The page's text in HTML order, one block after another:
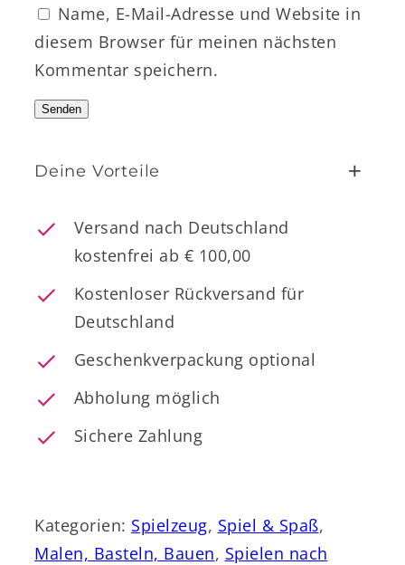
Name, E-Mail-Adresse und Website in
diesem Browser für meinen nächsten
Kommentar speichern.
Deine Vorteile +
Versand nach Deutschland
kostenfrei ab € 100,00
Kostenloser Rückversand für
Deutschland
Geschenkverpackung optional
Abholung möglich
Sichere Zahlung
Kategorien: Spielzeug, Spiel & Spaß
Malen, Basteln, Bauen, Spielen nach